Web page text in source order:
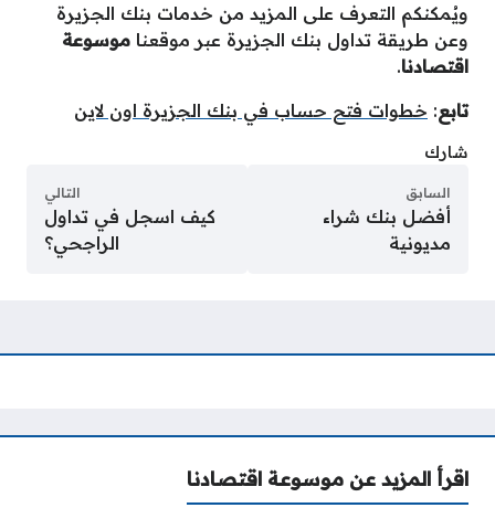
ويُمكنكم التعرف على المزيد من خدمات بنك الجزيرة
وعن طريقة تداول بنك الجزيرة عبر موقعنا موسوعة
اقتصادنا.
تابع: خطوات فتح حساب في بنك الجزيرة اون لاين
شارك
السابق
أفضل بنك شراء
مديونية
التالي
كيف اسجل في تداول
الراجحي؟
اقرأ المزيد عن موسوعة اقتصادنا